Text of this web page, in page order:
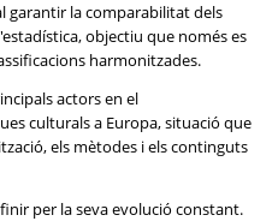
garantir la comparabilitat dels
objectiu que només es
harmonitzades.
actors en el
culturals a Europa, situació que
els mètodes i els continguts
per la seva evolució constant.